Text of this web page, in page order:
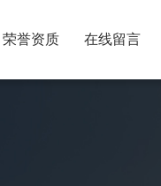
荣誉资质 在线留言